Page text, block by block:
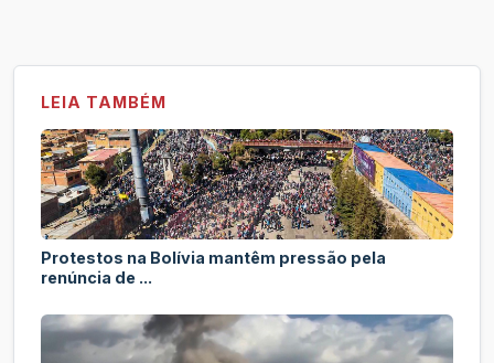
LEIA TAMBÉM
Protestos na Bolívia mantêm pressão pela
renúncia de ...